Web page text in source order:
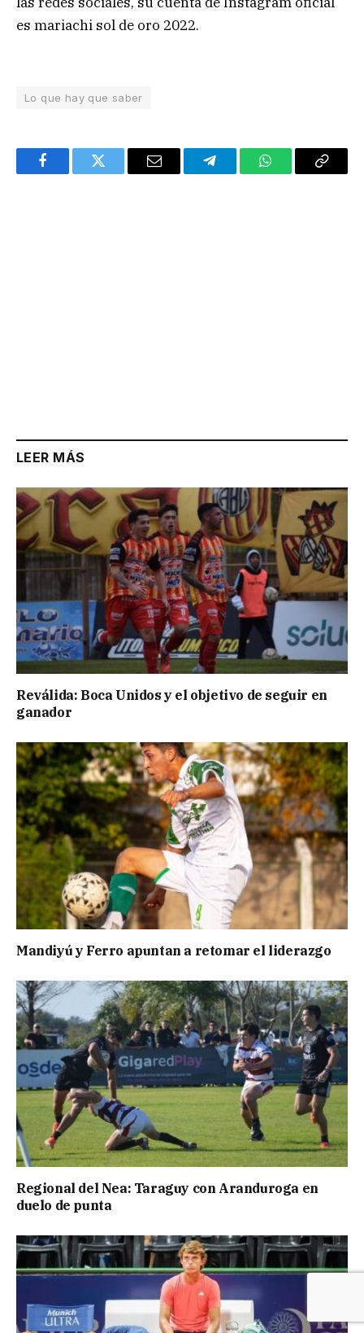
es mariachi sol de oro 2022.
Lo que hay que saber
FacebookTwitter Email TelegramWhatsAppCopy
LEER MÁS
Reválida: Boca Unidos y el objetivo de seguir en
ganador
Mandiyú y Ferro apuntan a retomar el liderazgo
Regional del Nea: Taraguy con Aranduroga en
duelo de punta